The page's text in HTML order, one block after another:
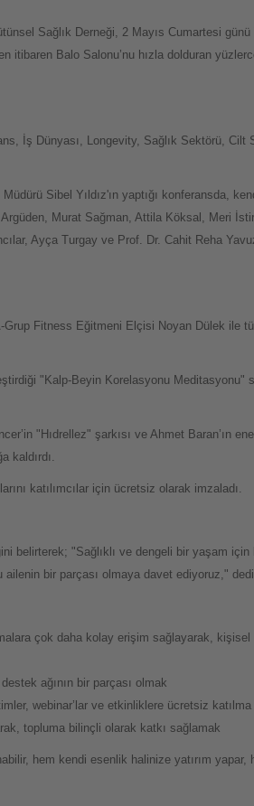
Sağlık Derneği, 2 Mayıs Cumartesi
itibaren Balo Salonu’nu hızla dolduran
İş Dünyası, Longevity, Sağlık Sektörü, Cilt
Sibel Yıldız'ın yaptığı konferansda,
Murat Sağman, Attila Köksal, Meri
Ayça Turgay ve Prof. Dr. Cahit Reha
Fitness Eğitmeni Elçisi Noyan Dülek ile
"Kalp-Beyin Korelasyonu Meditasyonu"
"Hıdrellez" şarkısı ve Ahmet Baran’ın
kaldırdı.
katılımcılar için ücretsiz olarak imzaladı.
belirterek; "Sağlıklı ve dengeli bir yaşam
bir parçası olmaya davet ediyoruz,"
çok daha kolay erişim sağlayarak, kişisel
ağının bir parçası olmak
webinar’lar ve etkinliklere ücretsiz
topluma bilinçli olarak katkı sağlamak
hem kendi esenlik halinize yatırım yapar,